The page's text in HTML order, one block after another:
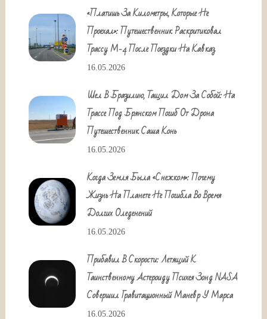
«Платишь За Километры, Которые Не
Проехал»: Путешественник Раскритиковал
Трассу М-4 После Поездки На Кавказ
16.05.2026
Шел В Бразилию, Тащил Дом За Собой: На
Трассе Под Брянском Погиб От Дрона
Путешественник Саша Конь
16.05.2026
Когда Земля Была «снежком»: Почему
Жизнь На Планете Не Погибла Во Время
Долгих Оледенений
16.05.2026
Прибавил В Скорости: Летящий К
Таинственному Астероиду Психея Зонд NASA
Совершил Гравитационный Маневр У Марса
16.05.2026